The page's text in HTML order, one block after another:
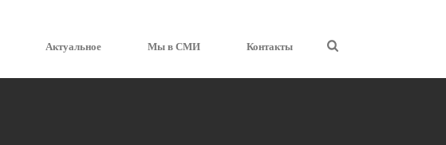
Актуальное Мы в СМИ Контакты